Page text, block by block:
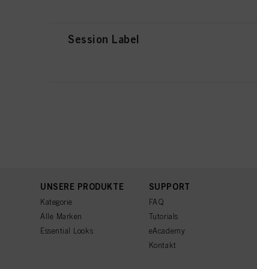
Session Label
UNSERE PRODUKTE
Kategorie
Alle Marken
Essential Looks
SUPPORT
FAQ
Tutorials
eAcademy
Kontakt